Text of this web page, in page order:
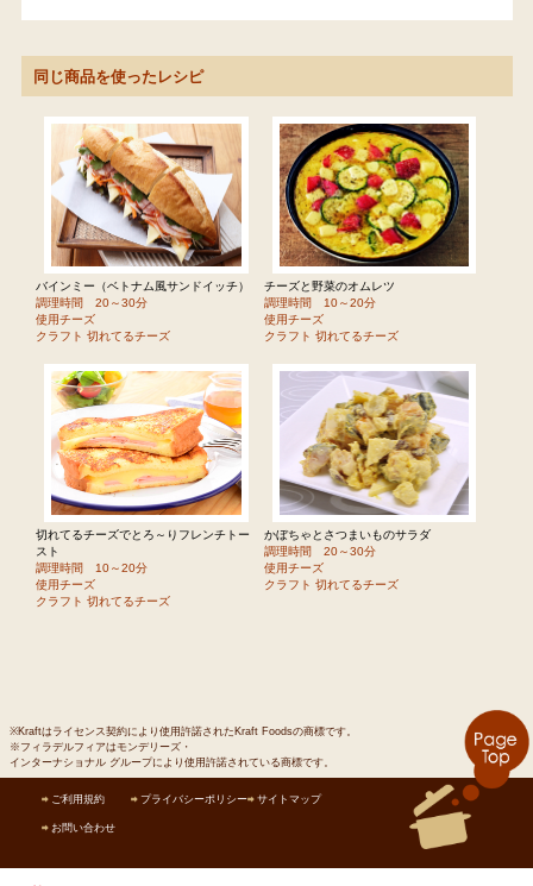
同じ商品を使ったレシピ
バインミー（ベトナム風サンドイッチ）
調理時間 20～30分
使用チーズ
クラフト 切れてるチーズ
チーズと野菜のオムレツ
調理時間 10～20分
使用チーズ
クラフト 切れてるチーズ
切れてるチーズでとろ～りフレンチトー
スト
調理時間 10～20分
使用チーズ
クラフト 切れてるチーズ
かぼちゃとさつまいものサラダ
調理時間 20～30分
使用チーズ
クラフト 切れてるチーズ
※Kraftはライセンス契約により使用許諾されたKraft Foodsの商標です。
※フィラデルフィアはモンデリーズ・
インターナショナル グループにより使用許諾されている商標です。
ご利用規約 プライバシーポリシー サイトマップ
お問い合わせ